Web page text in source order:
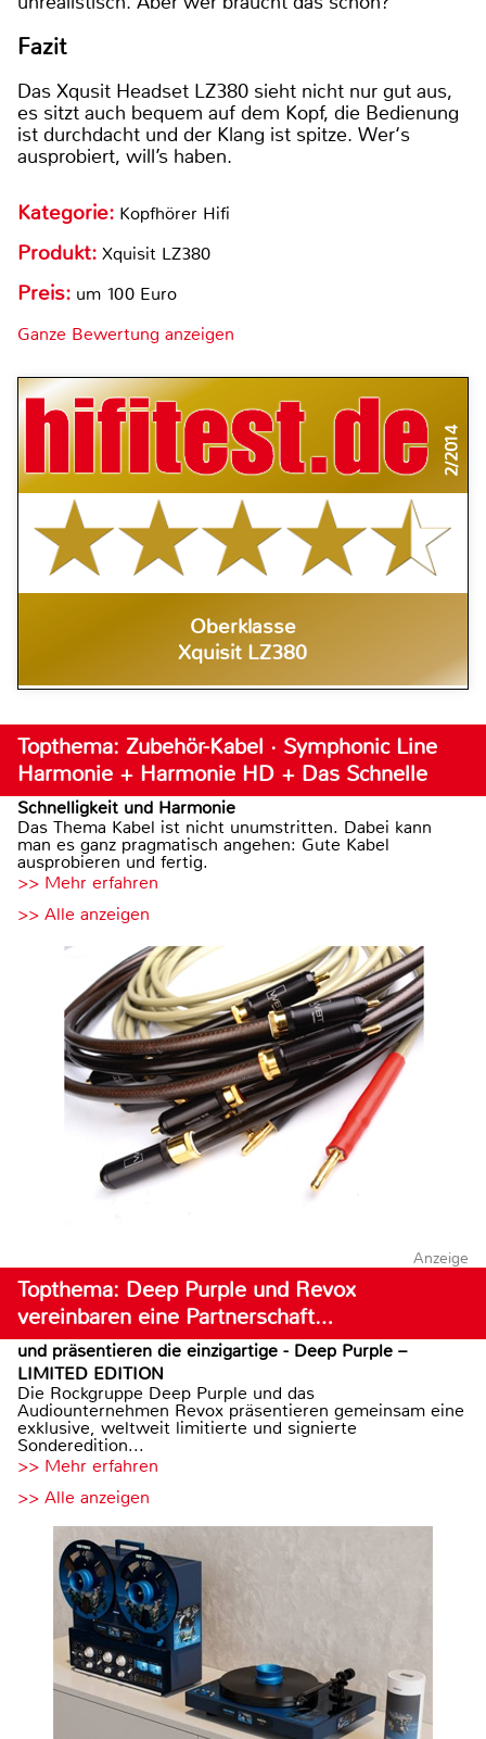
Fazit
Das Xqusit Headset LZ380 sieht nicht nur gut aus,
es sitzt auch bequem auf dem Kopf, die Bedienung
ist durchdacht und der Klang ist spitze. Wer‘s
ausprobiert, will’s haben.
Kategorie: Kopfhörer Hifi
Produkt: Xquisit LZ380
Preis: um 100 Euro
Ganze Bewertung anzeigen
2/2014
Oberklasse
Xquisit LZ380
Topthema: Zubehör-Kabel · Symphonic Line
Harmonie + Harmonie HD + Das Schnelle
Schnelligkeit und Harmonie
Das Thema Kabel ist nicht unumstritten. Dabei kann
man es ganz pragmatisch angehen: Gute Kabel
ausprobieren und fertig.
>> Mehr erfahren
>> Alle anzeigen
Anzeige
Topthema: Deep Purple und Revox
vereinbaren eine Partnerschaft…
und präsentieren die einzigartige - Deep Purple –
LIMITED EDITION
Die Rockgruppe Deep Purple und das
Audiounternehmen Revox präsentieren gemeinsam eine
exklusive, weltweit limitierte und signierte
Sonderedition...
>> Mehr erfahren
>> Alle anzeigen